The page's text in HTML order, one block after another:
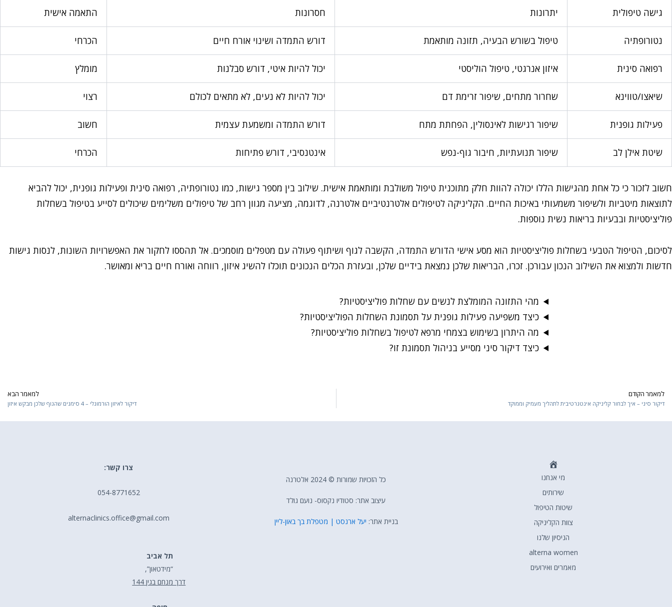
גישה טיפולית יתרונות חסרונות התאמה אישית
נטורופתיה טיפול בשורש הבעיה, תזונה מותאמת דורש התמדה ושינוי אורח חיים הכרחי
רפואה סינית איזון אנרגטי, טיפול הוליסטי יכול להיות איטי, דורש סבלנות מומלץ
שיאצו/טווינא שחרור מתחים, שיפור זרימת דם יכול להיות לא נעים, לא מתאים לכולם רצוי
פעילות גופנית שיפור רגישות לאינסולין, הפחתת מתח דורש התמדה ומשמעת עצמית חשוב
שיטת אילן לב שיפור תנועתיות, חיבור גוף-נפש אינטנסיבי, דורש פתיחות הכרחי
חשוב לזכור כי כל אחת מהגישות הללו יכולה להוות חלק מתוכנית טיפול משולבת ומותאמת אישית. שילוב בין מספר גישות, כמו נטורופתיה, רפואה סינית ופעילות גופנית, יכול להביא
לתוצאות מיטביות ולשיפור משמעותי באיכות החיים. הקליניקה לטיפולים אלטרנטיביים אלטרנה, לדוגמה, מציעה מגוון רחב של טיפולים משלימים שיכולים לסייע בטיפול בשחלות
פוליציסטיות ובבעיות בריאות נשית נוספות.
לסיכום, הטיפול הטבעי בשחלות פוליציסטיות הוא מסע אישי הדורש התמדה, הקשבה לגוף ושיתוף פעולה עם מטפלים מוסמכים. אל תהססו לחקור את האפשרויות השונות, לנסות גישות
חדשות ולמצוא את השילוב הנכון עבורכן. זכרו, הבריאות שלכן נמצאת בידיים שלכן, ובעזרת הכלים הנכונים תוכלו להשיג איזון, רווחה ואורח חיים בריא ומאושר.
מהי התזונה המומלצת לנשים עם שחלות פוליציסטיות?
כיצד משפיעה פעילות גופנית על תסמונת השחלות הפוליציסטיות?
מה היתרון בשימוש בצמחי מרפא לטיפול בשחלות פוליציסטיות?
כיצד דיקור סיני מסייע בניהול תסמונת זו?
Prev
למאמר הקודם
דיקור סיני – איך לבחור קליניקה אינטגרטיבית לתהליך מעמיק וממוקד
למאמר הבא
דיקור לאיזון הורמונלי – 4 סימנים שהגוף שלכן מבקש איזון
דף
מי אנחנו
שירותים
שיטות הטיפול
צוות הקליניקה
הניסיון שלנו
alterna women
מאמרים ואירועים
כל הזכויות שמורות © 2024 אלטרנה
עיצוב אתר: סטודיו נקסוס- נועם גולד
בניית אתר: יעל ארנסט | מטפלת בך באון-ליין
צרו קשר:
054-8771652
alternaclinics.office@gmail.com
תל אביב
“מידטאון”,
דרך מנחם בגין 144